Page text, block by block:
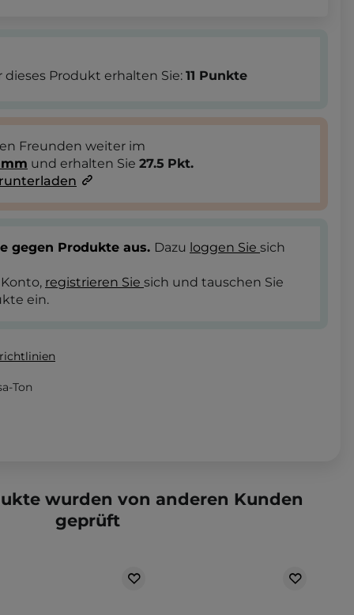
dieses Produkt erhalten Sie: 11 Punkte
Freunden weiter im
und erhalten Sie 27.5 Pkt.
gegen Produkte aus. Dazu loggen Sie sich
registrieren Sie sich und tauschen Sie
ein.
Ton
wurden von anderen Kunden
geprüft